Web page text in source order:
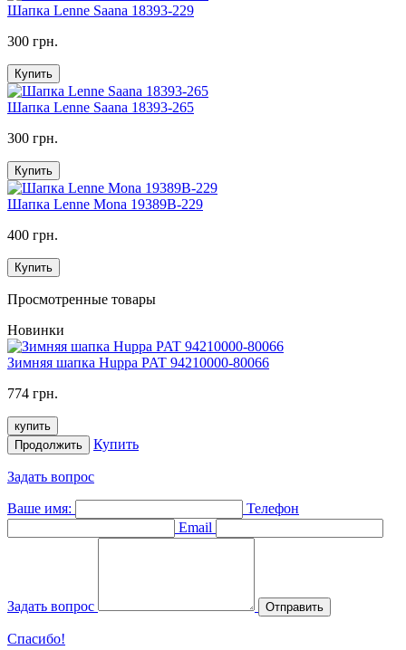
Шапка Lenne Saana 18393-229
300 грн.
Купить
Шапка Lenne Saana 18393-265
300 грн.
Купить
Шапка Lenne Mona 19389B-229
400 грн.
Купить
Просмотренные товары
Новинки
Зимняя шапка Huppa PAT 94210000-80066
774 грн.
купить
Продолжить
Купить
Задать вопрос
Ваше имя:
Телефон
Email
Задать вопрос Отправить
Спасибо!